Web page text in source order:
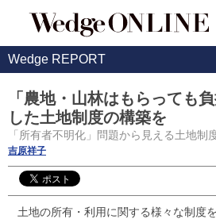
Wedge REPORT
「農地・山林はもらっても
した土地制度の構築を
「所有者不明化」問題から見える土地制
吉原祥子
土地の所有・利用に関する様々な制度